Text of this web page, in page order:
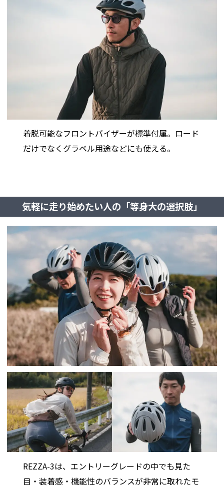
着脱可能なフロントバイザーが標準付属。ロード
だけでなくグラベル用途などにも使える。
気軽に走り始めたい人の「等身大の選択肢」
REZZA-3は、エントリーグレードの中でも見た
目・装着感・機能性のバランスが非常に取れたモ